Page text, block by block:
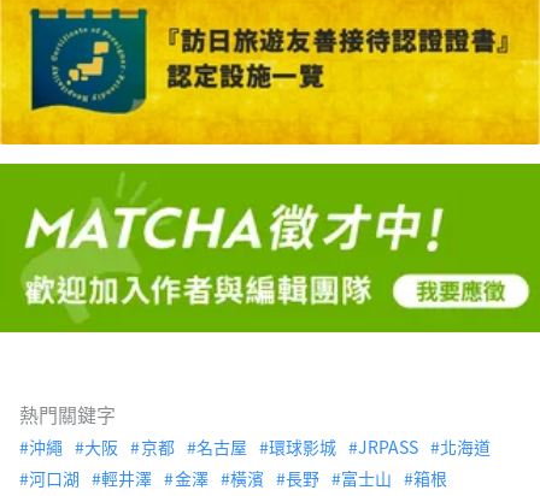
熱門關鍵字
沖繩 大阪 京都 名古屋 環球影城 JRPASS
北海道
河口湖
輕井澤 金澤 橫濱 長野 富士山
箱根